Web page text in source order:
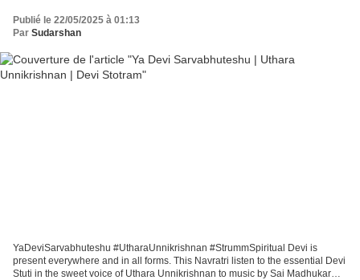
Publié le 22/05/2025 à 01:13
Par Sudarshan
YaDeviSarvabhuteshu #UtharaUnnikrishnan #StrummSpiritual Devi is
present everywhere and in all forms. This Navratri listen to the essential Devi
Stuti in the sweet voice of Uthara Unnikrishnan to music by Sai Madhukar